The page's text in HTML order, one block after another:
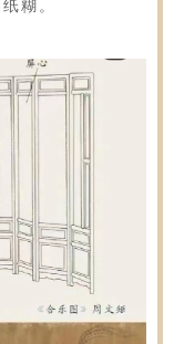
糊。